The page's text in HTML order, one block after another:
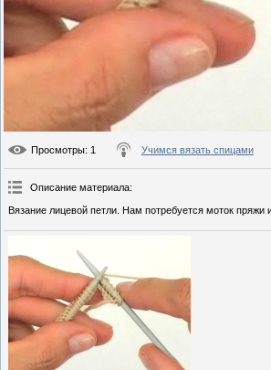
Просмотры: 1 Учимся вязать спицами
Описание материала:
Вязание лицевой петли. Нам потребуется моток пряжи